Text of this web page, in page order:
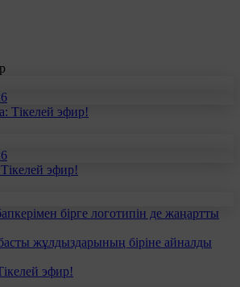
Тікелей эфир!
эфир!
бірге логотипін де жаңартты
жұлдыздарының біріне айналды
эфир!